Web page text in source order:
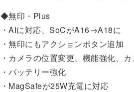
◆無印・Plus
・AIに対応、SoCがA16→A18に
・無印にもアクションボタン追加
・カメラの位置変更、機能強化、
・バッテリー強化
・MagSafeが25W充電に対応